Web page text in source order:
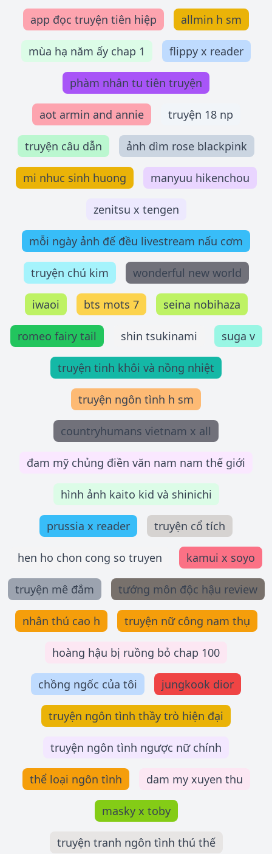
app đọc truyện tiên hiệp allmin h sm
mùa hạ năm ấy chap 1 flippy x reader
phàm nhân tu tiên truyện
aot armin and annie truyện 18 np
truyện câu dẫn ảnh dìm rose blackpink
mi nhuc sinh huong manyuu hikenchou
zenitsu x tengen
mỗi ngày ảnh đế đều livestream nấu cơm
truyện chú kim wonderful new world
iwaoi bts mots 7 seina nobihaza
romeo fairy tail shin tsukinami suga v
truyện tinh khôi và nồng nhiệt
truyện ngôn tình h sm
countryhumans vietnam x all
đam mỹ chủng điền văn nam nam thế giới
hình ảnh kaito kid và shinichi
prussia x reader truyện cổ tích
hen ho chon cong so truyen kamui x soyo
truyện mê đắm tướng môn độc hậu review
nhân thú cao h truyện nữ công nam thụ
hoàng hậu bị ruồng bỏ chap 100
chồng ngốc của tôi jungkook dior
truyện ngôn tình thầy trò hiện đại
truyện ngôn tình ngược nữ chính
thể loại ngôn tình dam my xuyen thu
masky x toby
truyện tranh ngôn tình thú thế